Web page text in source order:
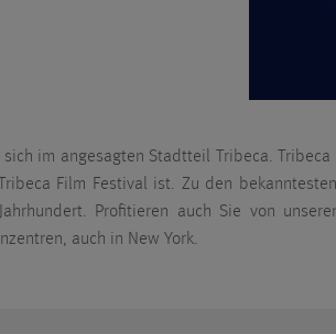
im angesagten Stadtteil Tribeca.
Film Festival ist. Zu den
Profitieren auch Sie von
auch in New York.